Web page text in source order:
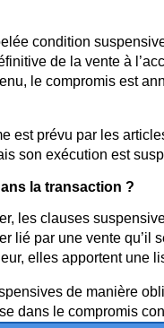
condition
de la vente à
le compromis est
est prévu par les
son exécution est
la transaction ?
les clauses
lié par une vente
elles apportent une
de manière
dans le compromis